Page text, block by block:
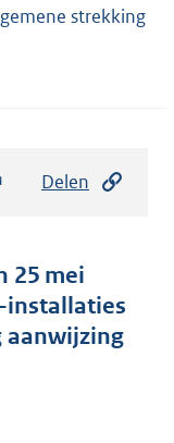
strekking
Delen
25 mei
installaties
aanwijzing